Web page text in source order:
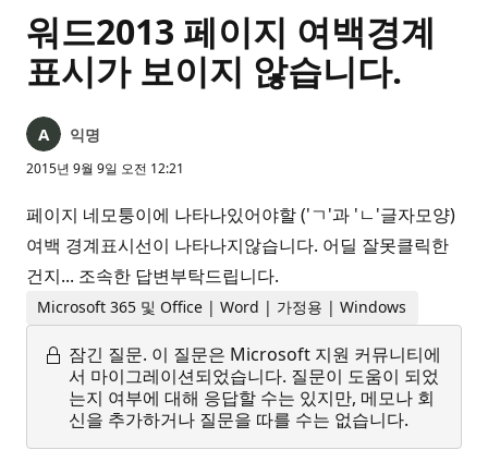
워드2013 페이지 여백경계
표시가 보이지 않습니다.
익명
2015년 9월 9일 오전 12:21
페이지 네모퉁이에 나타나있어야할 ('ㄱ'과 'ㄴ'글자모양)
여백 경계표시선이 나타나지않습니다. 어딜 잘못클릭한
건지... 조속한 답변부탁드립니다.
Microsoft 365 및 Office | Word | 가정용 | Windows
잠긴 질문. 이 질문은 Microsoft 지원 커뮤니티에
서 마이그레이션되었습니다. 질문이 도움이 되었
는지 여부에 대해 응답할 수는 있지만, 메모나 회
신을 추가하거나 질문을 따를 수는 없습니다.